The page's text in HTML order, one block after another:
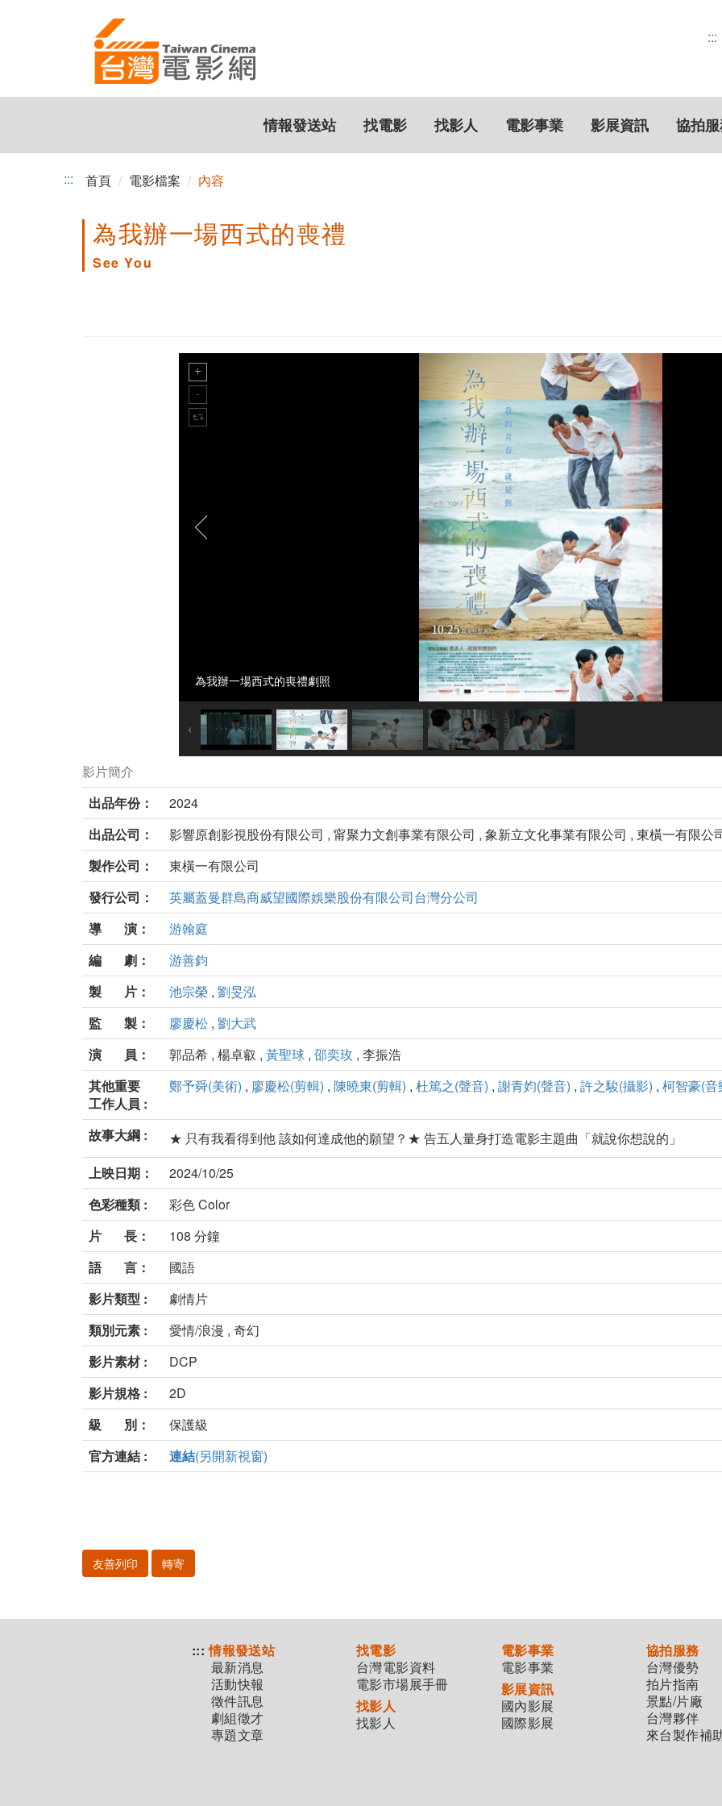
:::
情報發送站 找電影 找影人 電影事業 影展資訊 協拍
::: 首頁 電影檔案 內容
為我辦一場西式的喪禮
See You
為我辦一場西式的喪禮劇照
影片簡介
出品年份：
2024
出品公司：
影響原創影視股份有限公司 , 甯聚力文創事業有限公司 , 象新立文化事業有限公司 , 東橫一有限公
製作公司：
東橫一有限公司
發行公司：
英屬蓋曼群島商威望國際娛樂股份有限公司台灣分公司
導 演：
游翰庭
編 劇：
游善鈞
製 片：
池宗榮 , 劉旻泓
監 製：
廖慶松 , 劉大武
演 員：
郭品希 , 楊卓叡 , 黃聖球 , 邵奕玫 , 李振浩
其他重要
工作人員 :
鄭予舜(美術) , 廖慶松(剪輯) , 陳曉東(剪輯) , 杜篤之(聲音) , 謝青㚬(聲音) , 許之駿(攝影) , 柯智豪(音
故事大綱 :
★ 只有我看得到他 該如何達成他的願望？★ 告五人量身打造電影主題曲「就說你
上映日期：
2024/10/25
色彩種類 :
彩色 Color
片 長：
108 分鐘
語 言：
國語
影片類型 :
劇情片
類別元素 :
愛情/浪漫 , 奇幻
影片素材 :
DCP
影片規格 :
2D
級 別：
保護級
官方連結 :
連結(另開新視窗)
友善列印 轉寄
::: 情報發送站
最新消息
活動快報
徵件訊息
劇組徵才
專題文章
找電影
台灣電影資料
電影市場展手冊
找影人
找影人
電影事業
電影事業
影展資訊
國內影展
國際影展
協拍服務
台灣優勢
拍片指南
景點/片廠
台灣夥伴
來台製作補